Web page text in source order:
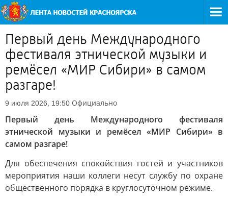
Первый день Международного
фестиваля этнической музыки и
ремёсел «МИР Сибири» в самом
разгаре!
9 июля 2026, 19:50 Официально
Первый день Международного фестиваля
этнической музыки и ремёсел «МИР Сибири» в
самом разгаре!
Для обеспечения спокойствия гостей и участников
мероприятия наши коллеги несут службу по охране
общественного порядка в круглосуточном режиме.